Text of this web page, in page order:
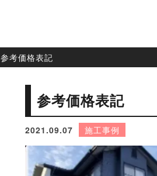
参考価格表記
参考価格表記
2021.09.07 施工事例